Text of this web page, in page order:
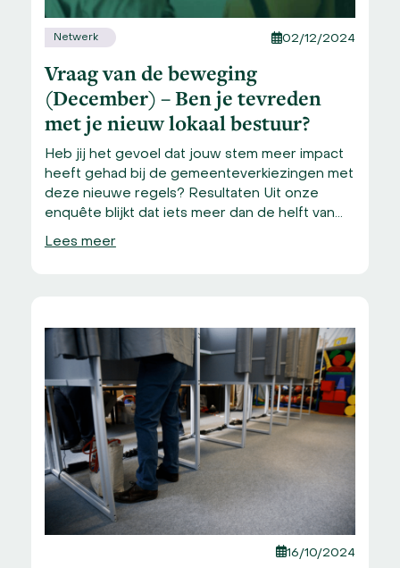
Netwerk 02/12/2024
Vraag van de beweging
(December) – Ben je tevreden
met je nieuw lokaal bestuur?
Heb jij het gevoel dat jouw stem meer impact
heeft gehad bij de gemeenteverkiezingen met
deze nieuwe regels? Resultaten Uit onze
enquête blijkt dat iets meer dan de helft van…
Lees meer
16/10/2024